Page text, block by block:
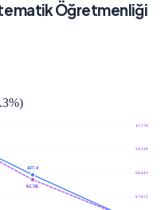
Öğretmenliği
%)
47.778
54.210
60.641
67.073
427.4
62.5K